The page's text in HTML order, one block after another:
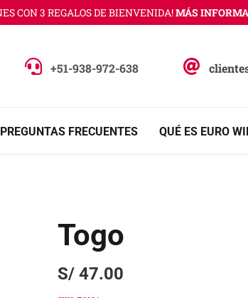
CON 3 REGALOS DE BIENVENIDA!MÁS
+51-938-972-638
PREGUNTAS FRECUENTES QUÉ ES EURO
Togo
S/47.00